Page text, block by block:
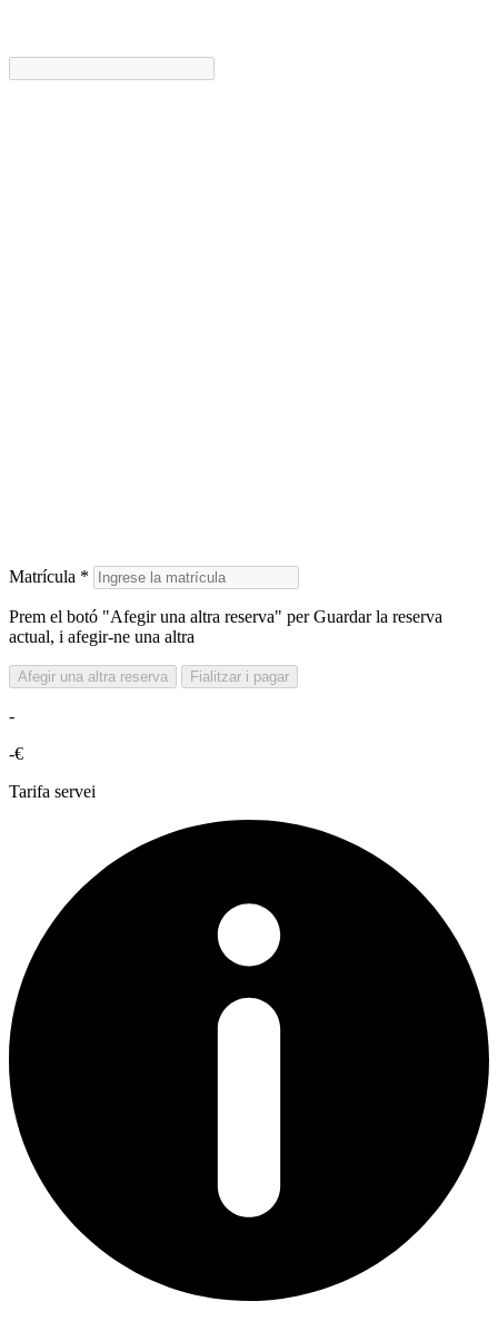
Matrícula *
Prem el botó "Afegir una altra reserva" per Guardar la reserva
actual, i afegir-ne una altra
Afegir una altra reserva Fialitzar i pagar
-
-€
Tarifa servei